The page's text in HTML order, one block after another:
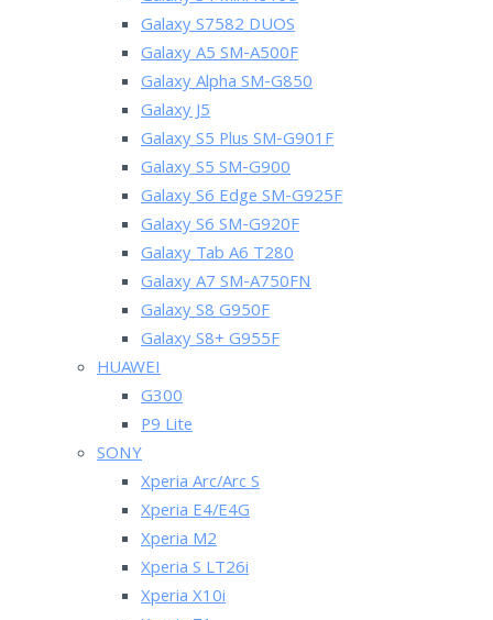
Galaxy S7582 DUOS
Galaxy A5 SM-A500F
Galaxy Alpha SM-G850
Galaxy J5
Galaxy S5 Plus SM-G901F
Galaxy S5 SM-G900
Galaxy S6 Edge SM-G925F
Galaxy S6 SM-G920F
Galaxy Tab A6 T280
Galaxy A7 SM-A750FN
Galaxy S8 G950F
Galaxy S8+ G955F
HUAWEI
G300
P9 Lite
SONY
Xperia Arc/Arc S
Xperia E4/E4G
Xperia M2
Xperia S LT26i
Xperia X10i